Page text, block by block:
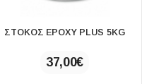
ΣΤΟΚΟΣ EPOXY PLUS 5KG
37,00€